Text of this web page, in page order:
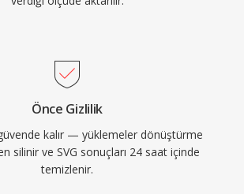
Önce Gizlilik
kalır — yüklemeler dönüştürme
silinir ve SVG sonuçları 24 saat içinde
temizlenir.